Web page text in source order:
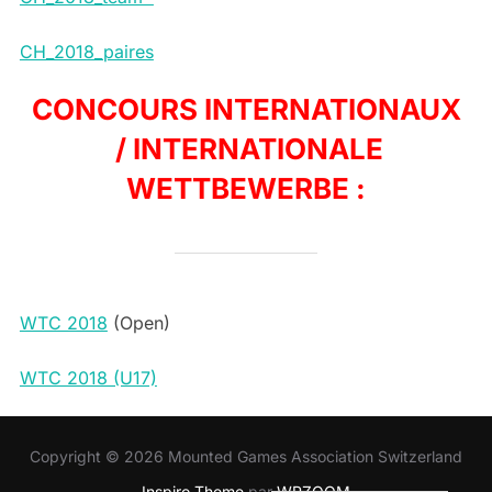
CH_2018_paires
CONCOURS INTERNATIONAUX
/ INTERNATIONALE
WETTBEWERBE :
WTC 2018 (Open)
WTC 2018 (U17)
Copyright © 2026 Mounted Games Association Switzerland